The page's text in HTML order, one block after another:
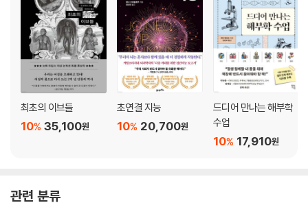
8장 림프계와 면역계: 내 몸의 24시간 경비 시스템
림프와 림프순환│물 새는 배에서 빠져나오기
림프 기관│우리 몸의 환경미화원
선천면역과 자연면역│인체의 첨단 방어 시스템
적응면역│배우는 자가 이긴다
면역계의 질병과 장애│방어벽이 무너지면 생기는 일
하부 위장관│배가 꺼지고 화장실에 갈 때까지
영양│우리 몸을 돌리는 연료
최초의 이브들
35,100원
10%
초연결 지능
20,700원
10%
드디어 만나는 해부학
수업
17,910원
10%
관련 분류